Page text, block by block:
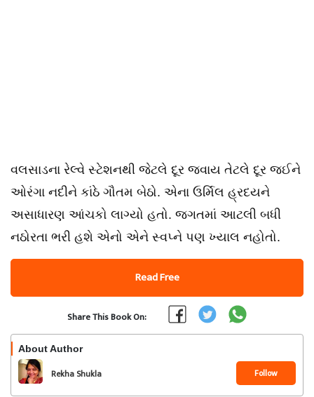
વલસાડના રેલ્વે સ્ટેશનથી જેટલે દૂર જવાય તેટલે દૂર જઈને
ઓરંગા નદીને કાંઠે ગૌતમ બેઠો. એના ઉર્મિલ હ્રદયને
અસાધારણ આંચકો લાગ્યો હતો. જગતમાં આટલી બધી
નઠોરતા ભરી હશે એનો એને સ્વપ્ને પણ ખ્યાલ નહોતો.
Read Free
Share This Book On:
About Author
Rekha Shukla Follow